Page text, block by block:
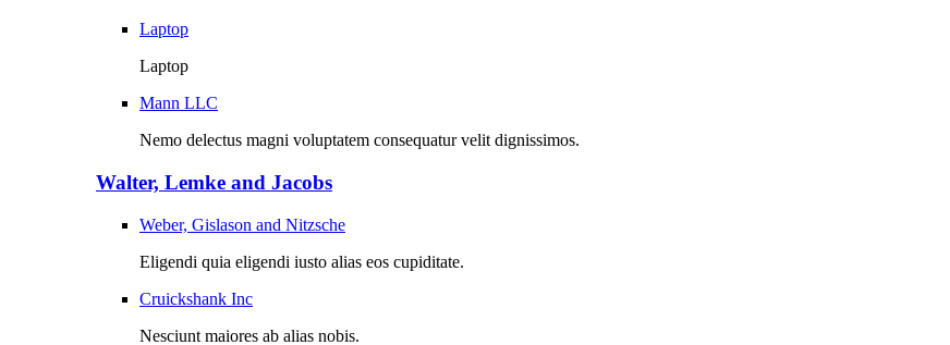
Laptop
Laptop
Mann LLC
Nemo delectus magni voluptatem consequatur velit dignissimos.
Walter, Lemke and Jacobs
Weber, Gislason and Nitzsche
Eligendi quia eligendi iusto alias eos cupiditate.
Cruickshank Inc
Nesciunt maiores ab alias nobis.